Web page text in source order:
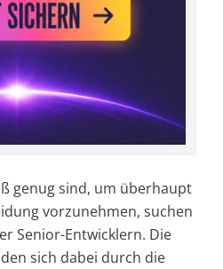
genug sind, um überhaupt
vorzunehmen, suchen
Senior-Entwicklern. Die
sich dabei durch die